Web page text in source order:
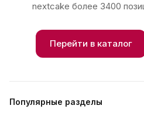
nextcake более 3400
Перейти в каталог
Популярные разделы